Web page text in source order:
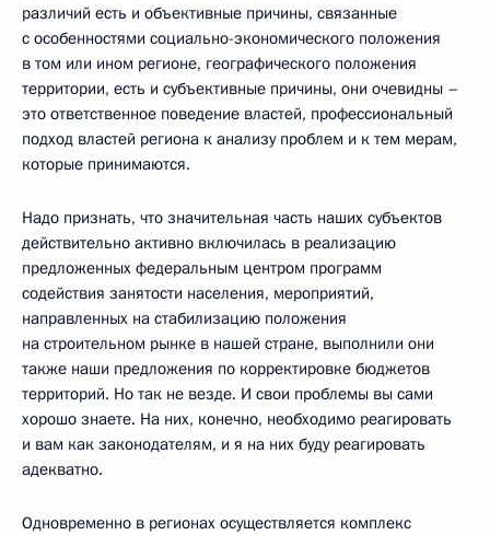
различий есть и объективные причины, связанные
с особенностями социально-экономического положения
в том или ином регионе, географического положения
территории, есть и субъективные причины, они очевидны –
это ответственное поведение властей, профессиональный
подход властей региона к анализу проблем и к тем мерам,
которые принимаются.
Надо признать, что значительная часть наших субъектов
действительно активно включилась в реализацию
предложенных федеральным центром программ
содействия занятости населения, мероприятий,
направленных на стабилизацию положения
на строительном рынке в нашей стране, выполнили они
также наши предложения по корректировке бюджетов
территорий. Но так не везде. И свои проблемы вы сами
хорошо знаете. На них, конечно, необходимо реагировать
и вам как законодателям, и я на них буду реагировать
адекватно.
Одновременно в регионах осуществляется комплекс